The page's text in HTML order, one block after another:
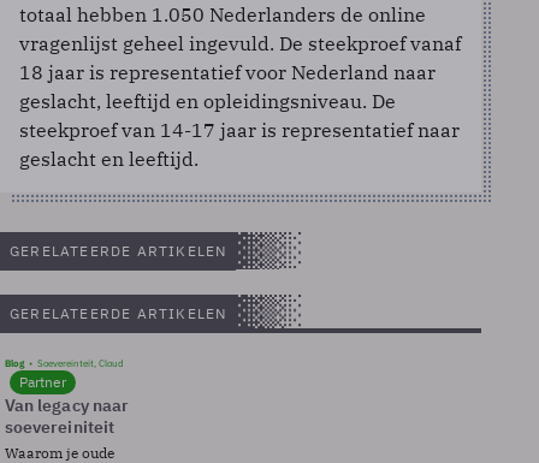
totaal hebben 1.050 Nederlanders de online
vragenlijst geheel ingevuld. De steekproef vanaf
18 jaar is representatief voor Nederland naar
geslacht, leeftijd en opleidingsniveau. De
steekproef van 14-17 jaar is representatief naar
geslacht en leeftijd.
GERELATEERDE ARTIKELEN
GERELATEERDE ARTIKELEN
Blog Soevereinteit, Cloud
Partner
Van legacy naar
soevereiniteit
Waarom je oude